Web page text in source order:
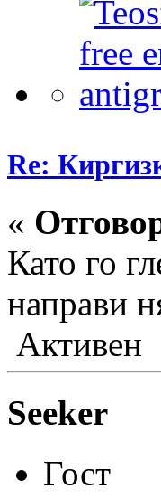
Re:
«
Като го
направи
Активен
Seeker
Гост